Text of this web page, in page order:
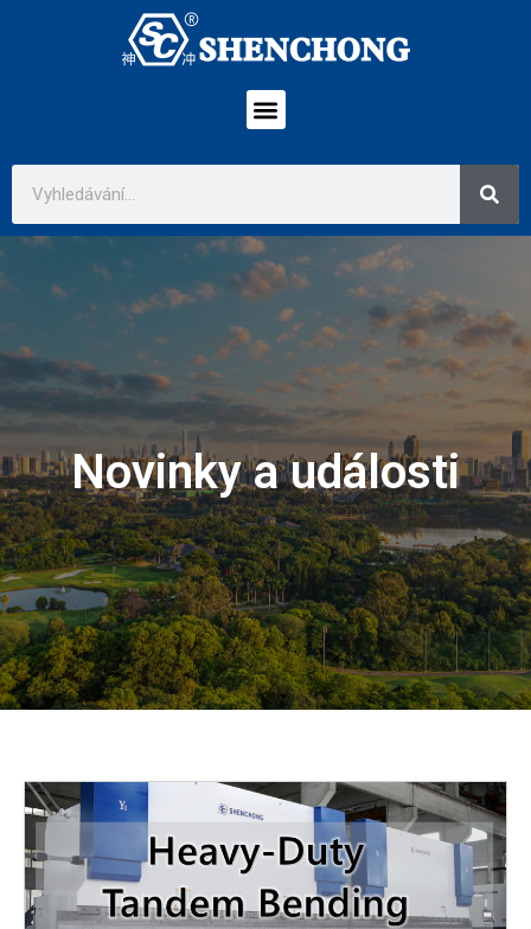
Novinky a události